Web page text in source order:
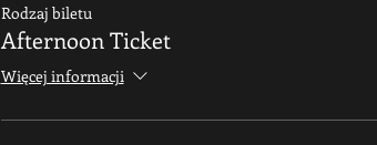
Rodzaj biletu
Afternoon Ticket
Więcej informacji